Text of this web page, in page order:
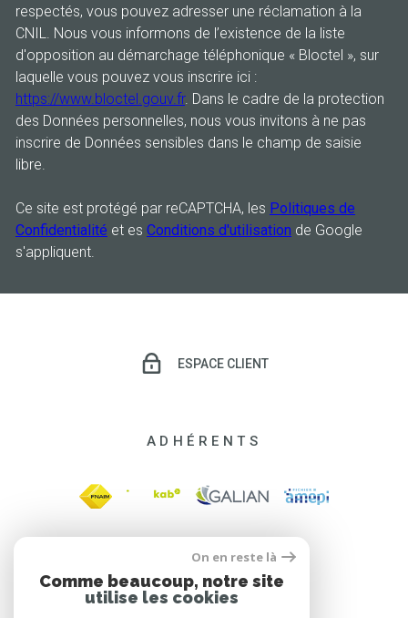
respectés, vous pouvez adresser une réclamation à la
CNIL. Nous vous informons de l’existence de la liste
d'opposition au démarchage téléphonique « Bloctel », sur
laquelle vous pouvez vous inscrire ici :
https://www.bloctel.gouv.fr. Dans le cadre de la protection
des Données personnelles, nous vous invitons à ne pas
inscrire de Données sensibles dans le champ de saisie
libre.
Ce site est protégé par reCAPTCHA, les Politiques de
Confidentialité et es Conditions d'utilisation de Google
s'appliquent.
ESPACE CLIENT
ADHÉRENTS
On en reste là
Comme beaucoup, notre site
utilise les cookies